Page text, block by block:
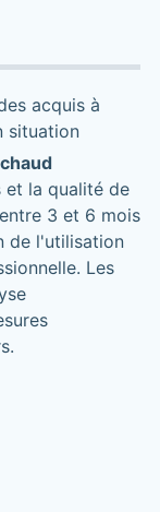
acquis à
situation
la qualité de
3 et 6 mois
de l'utilisation
Les